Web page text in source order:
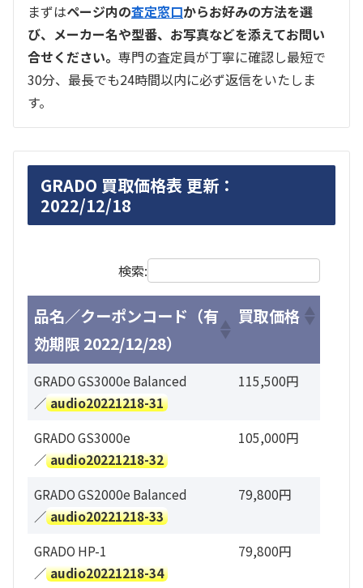
まずはページ内の査定窓口からお好みの方法を選
び、メーカー名や型番、お写真などを添えてお問い
合せください。 専門の査定員が丁寧に確認し最短で
30分、最長でも24時間以内に必ず返信をいたしま
す。
GRADO 買取価格表 更新：
2022/12/18
検索:
品名／クーポンコード（有
効期限 2022/12/28）
買取価格
GRADO GS3000e Balanced
／ audio20221218-31
115,500円
GRADO GS3000e
／ audio20221218-32
105,000円
GRADO GS2000e Balanced
／ audio20221218-33
79,800円
GRADO HP-1
／ audio20221218-34
79,800円